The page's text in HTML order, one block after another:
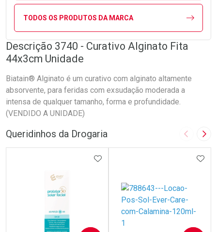
TODOS OS PRODUTOS DA MARCA
Descrição 3740 - Curativo Alginato Fita
44x3cm Unidade
Biatain® Alginato é um curativo com alginato altamente
absorvente, para feridas com exsudação moderada a
intensa de qualquer tamanho, forma e profundidade.
(VENDIDO A UNIDADE)
Queridinhos da Drogaria Imagem
ADICIONAR AOS FAVORITOS